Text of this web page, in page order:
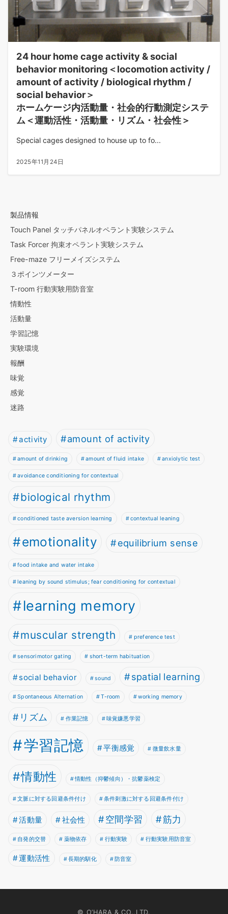
24 hour home cage activity & social
behavior monitoring＜locomotion activity /
amount of activity / biological rhythm /
social behavior＞
ホームケージ内活動量・社会的行動測定システ
ム＜運動活性・活動量・リズム・社会性＞
Special cages designed to house up to fo...
2025年11月24日
製品情報
Touch Panel タッチパネルオペラント実験システム
Task Forcer 拘束オペラント実験システム
Free-maze フリーメイズシステム
３ポインツメーター
T-room 行動実験用防音室
情動性
活動量
学習記憶
実験環境
報酬
味覚
感覚
迷路
activity amount of activity
amount of drinking amount of fluid intake anxiolytic test
avoidance conditioning for contextual
biological rhythm
conditioned taste aversion learning contextual leaning
emotionality equilibrium sense
food intake and water intake
leaning by sound stimulus; fear conditioning for contextual
learning memory
muscular strength preference test
sensorimotor gating short-term habituation
social behavior sound spatial learning
Spontaneous Alternation T-room working memory
リズム 作業記憶 味覚嫌悪学習
学習記憶 平衡感覚 微量飲水量
情動性 情動性（抑鬱傾向）・抗鬱薬検定
文脈に対する回避条件付け 条件刺激に対する回避条件付け
活動量 社会性 空間学習 筋力
自発的交替 薬物依存 行動実験 行動実験用防音室
運動活性 長期的馴化 防音室